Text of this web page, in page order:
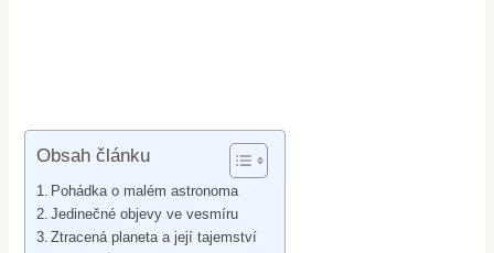
Obsah článku
Pohádka o malém astronoma
Jedinečné objevy ve vesmíru
Ztracená planeta a její tajemství